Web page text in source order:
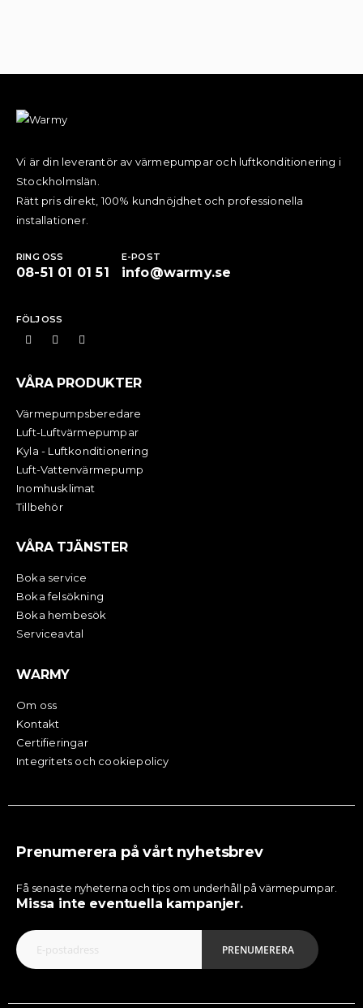
Vi är din leverantör av värmepumpar och luftkonditionering i
Stockholmslän.
Rätt pris direkt, 100% kundnöjdhet och professionella
installationer.
RING OSS
08-51 01 01 51
E-POST
info@warmy.se
FÖLJ OSS
VÅRA PRODUKTER
Värmepumpsberedare
Luft-Luftvärmepumpar
Kyla - Luftkonditionering
Luft-Vattenvärmepump
Inomhusklimat
Tillbehör
VÅRA TJÄNSTER
Boka service
Boka felsökning
Boka hembesök
Serviceavtal
WARMY
Om oss
Kontakt
Certifieringar
Integritets och cookiepolicy
Prenumerera på vårt nyhetsbrev
Få senaste nyheterna och tips om underhåll på värmepumpar.
Missa inte eventuella kampanjer.
PRENUMERERA